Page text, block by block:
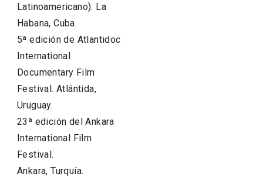
Latinoamericano). La
Habana, Cuba.
5ª edición de Atlantidoc
International
Documentary Film
Festival. Atlántida,
Uruguay.
23ª edición del Ankara
International Film
Festival.
Ankara, Turquía.